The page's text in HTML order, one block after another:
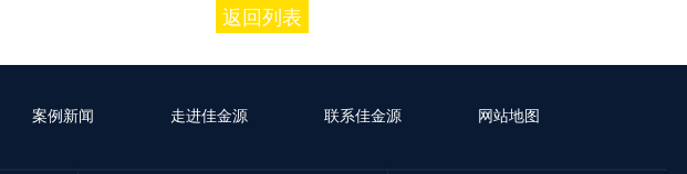
返回列表
案例新闻 走进佳金源 联系佳金源 网站地图